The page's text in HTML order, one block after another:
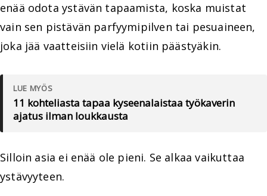
enää odota ystävän tapaamista, koska muistat
vain sen pistävän parfyymipilven tai pesuaineen,
joka jää vaatteisiin vielä kotiin päästyäkin.
LUE MYÖS
11 kohteliasta tapaa kyseenalaistaa työkaverin
ajatus ilman loukkausta
Silloin asia ei enää ole pieni. Se alkaa vaikuttaa
ystävyyteen.